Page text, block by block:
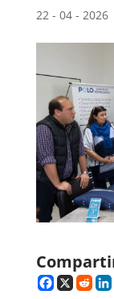
22 - 04 - 2026